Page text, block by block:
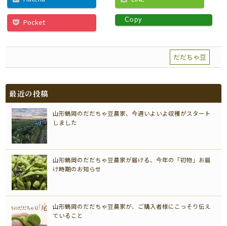
Pocket Copy
だだちゃ豆
最近の投稿
山形鶴岡のだだちゃ豆農家、今週いよいよ収穫がスタート
しました
山形鶴岡のだだちゃ豆農家が届ける、今年の「初物」お届
け時期のお知らせ
山形鶴岡のだだちゃ豆農家が、ご購入者様にこっそり伝え
ていること